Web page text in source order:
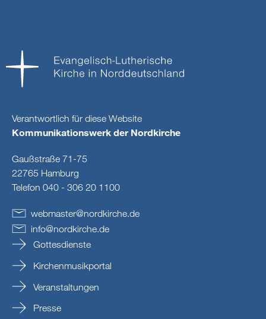
Verantwortlich für diese Website
Kommunikationswerk der Nordkirche
Gaußstraße 71-75
22765 Hamburg
Telefon 040 - 306 20 1100
webmaster@nordkirche.de
info@nordkirche.de
Gottesdienste
Kirchenmusikportal
Veranstaltungen
Presse